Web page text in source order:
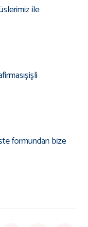
ile
formundan bize